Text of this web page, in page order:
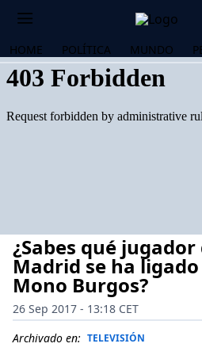
HOME POLÍTICA MUNDO
¿Sabes qué
Madrid se ha
Mono Burgos?
26 Sep 2017 - 13:18 CET
Archivado en: TELEVISIÓN